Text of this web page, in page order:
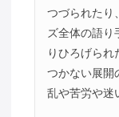
つづられたり
ズ全体の語り
りひろげられ
つかない展開
乱や苦労や迷